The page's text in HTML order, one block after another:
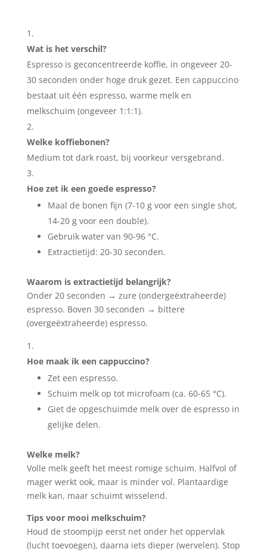
Wat is het verschil?
Espresso is geconcentreerde koffie, in ongeveer 20-
30 seconden onder hoge druk gezet. Een cappuccino
bestaat uit één espresso, warme melk en
melkschuim (ongeveer 1:1:1).
Welke koffiebonen?
Medium tot dark roast, bij voorkeur versgebrand.
Hoe zet ik een goede espresso?
Maal de bonen fijn (7-10 g voor een single shot,
14-20 g voor een double).
Gebruik water van 90-96 °C.
Extractietijd: 20-30 seconden.
Waarom is extractietijd belangrijk?
Onder 20 seconden → zure (ondergeëxtraheerde)
espresso. Boven 30 seconden → bittere
(overgeëxtraheerde) espresso.
Hoe maak ik een cappuccino?
Zet een espresso.
Schuim melk op tot microfoam (ca. 60-65 °C).
Giet de opgeschuimde melk over de espresso in
gelijke delen.
Welke melk?
Volle melk geeft het meest romige schuim. Halfvol of
mager werkt ook, maar is minder vol. Plantaardige
melk kan, maar schuimt wisselend.
Tips voor mooi melkschuim?
Houd de stoompijp eerst net onder het oppervlak
(lucht toevoegen), daarna iets dieper (wervelen). Stop